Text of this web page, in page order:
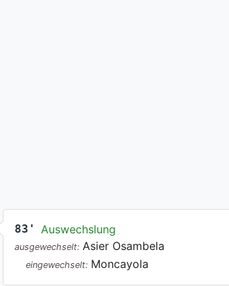
83' Auswechslung
ausgewechselt: Asier Osambela
eingewechselt: Moncayola